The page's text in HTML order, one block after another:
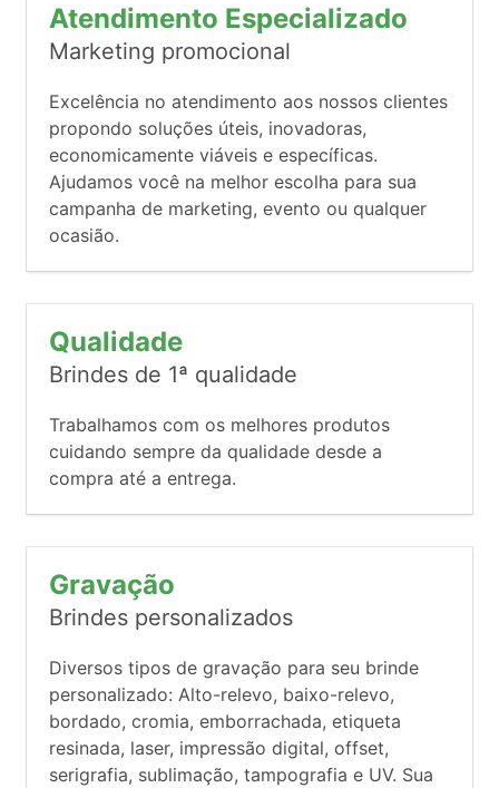
Atendimento Especializado
Marketing promocional
Excelência no atendimento aos nossos clientes
propondo soluções úteis, inovadoras,
economicamente viáveis e específicas.
Ajudamos você na melhor escolha para sua
campanha de marketing, evento ou qualquer
ocasião.
Qualidade
Brindes de 1ª qualidade
Trabalhamos com os melhores produtos
cuidando sempre da qualidade desde a
compra até a entrega.
Gravação
Brindes personalizados
Diversos tipos de gravação para seu brinde
personalizado: Alto-relevo, baixo-relevo,
bordado, cromia, emborrachada, etiqueta
resinada, laser, impressão digital, offset,
serigrafia, sublimação, tampografia e UV. Sua